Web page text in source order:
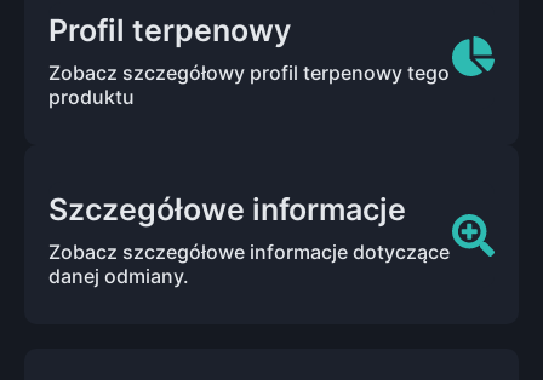
Profil terpenowy
Zobacz szczegółowy profil terpenowy tego
produktu
Szczegółowe informacje
Zobacz szczegółowe informacje dotyczące
danej odmiany.